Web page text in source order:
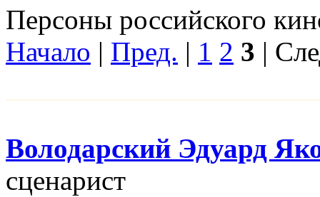
Персоны российского
Начало | Пред. | 1 2 3 |
Володарский Эдуард
сценарист